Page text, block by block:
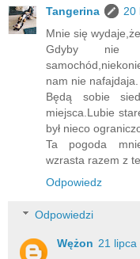
Tangerina
20
Mnie się
Gdyby nie
nam nie nafajdaja.
Będą sobie
miejsca.Lubie
był nieco
Ta pogoda
wzrasta razem z
Odpowiedz
Odpowiedzi
Wężon 21 lipca